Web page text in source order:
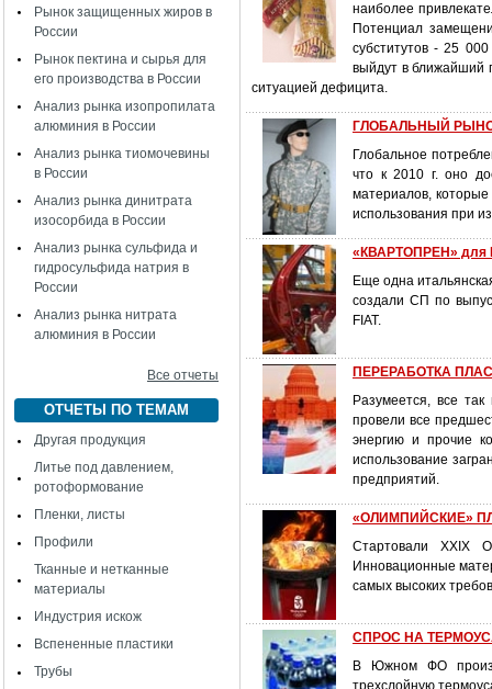
Рынок защищенных жиров в
России
Рынок пектина и сырья для
его производства в России
Анализ рынка изопропилата
алюминия в России
Анализ рынка тиомочевины
в России
Анализ рынка динитрата
изосорбида в России
Анализ рынка сульфида и
гидросульфида натрия в
России
Анализ рынка нитрата
алюминия в России
Все отчеты
ОТЧЕТЫ ПО ТЕМАМ
Другая продукция
Литье под давлением,
ротоформование
Пленки, листы
Профили
Тканные и нетканные
материалы
Индустрия искож
Вспененные пластики
Трубы
наиболее
Потенциал
субститутов - 25
выйдут в ближайший
ситуацией дефицита.
ГЛОБАЛЬНЫЙ
Глобальное
что к 2010 г. оно
материалов,
использования при
«КВАРТОПРЕН» для
Еще одна
создали СП по
FIAT.
ПЕРЕРАБОТКА
Разумеется, все
провели все
энергию и прочие
использование
предприятий.
«ОЛИМПИЙСКИЕ»
Стартовали XXIX
Инновационные
самых высоких
СПРОС НА
В Южном ФО
трехслойную